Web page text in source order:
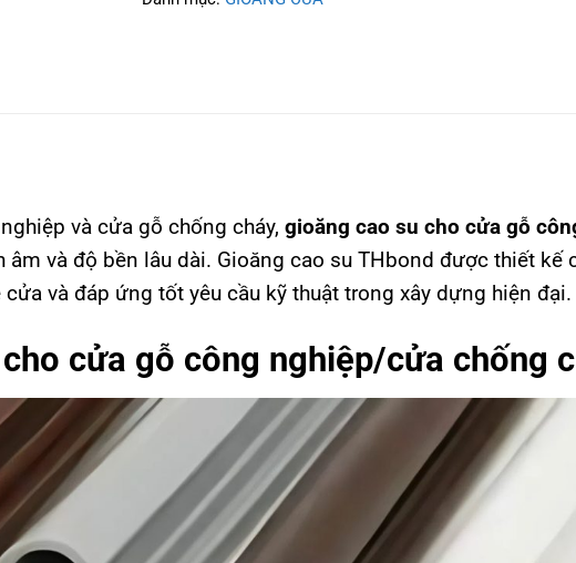
và cửa gỗ chống cháy, gioăng cao su cho cửa gỗ
và độ bền lâu dài. Gioăng cao su THbond được thiết kế
cửa và đáp ứng tốt yêu cầu kỹ thuật trong xây dựng hiện đại.
cửa gỗ công nghiệp/cửa chống